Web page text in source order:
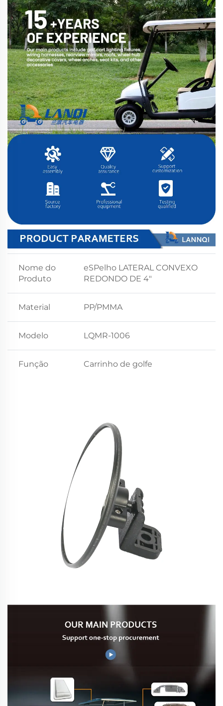
Nome do
Produto
eSPelho LATERAL CONVEXO
REDONDO DE 4"
Material PP/PMMA
Modelo LQMR-1006
Função Carrinho de golfe